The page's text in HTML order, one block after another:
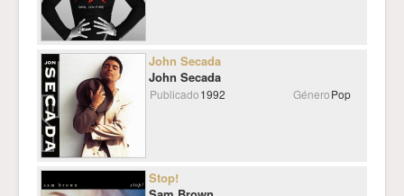
John Secada
John Secada
Publicado1992 GéneroPop
Stop!